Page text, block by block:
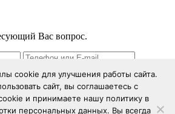
cookie для улучшения работы сайта.
сайт, вы соглашаетесь с
и принимаете нашу политику в
персональных данных. Вы всегда
Вас вопрос.
форму, вы соглашаетесь с политикой в